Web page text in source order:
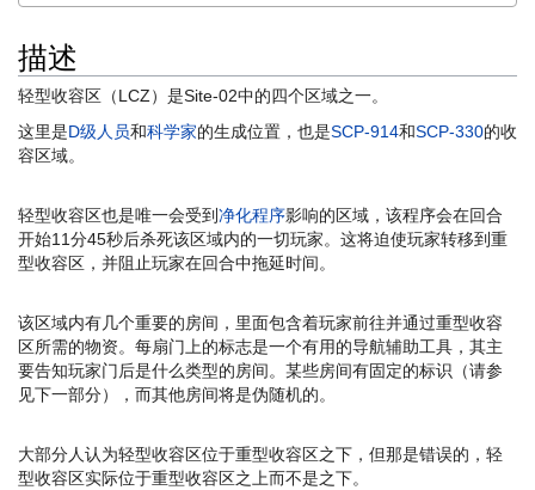
描述
轻型收容区（LCZ）是Site-02中的四个区域之一。
这里是D级人员和科学家的生成位置，也是SCP-914和SCP-330的收
容区域。
轻型收容区也是唯一会受到净化程序影响的区域，该程序会在回合
开始11分45秒后杀死该区域内的一切玩家。这将迫使玩家转移到重
型收容区，并阻止玩家在回合中拖延时间。
该区域内有几个重要的房间，里面包含着玩家前往并通过重型收容
区所需的物资。每扇门上的标志是一个有用的导航辅助工具，其主
要告知玩家门后是什么类型的房间。某些房间有固定的标识（请参
见下一部分），而其他房间将是伪随机的。
大部分人认为轻型收容区位于重型收容区之下，但那是错误的，轻
型收容区实际位于重型收容区之上而不是之下。